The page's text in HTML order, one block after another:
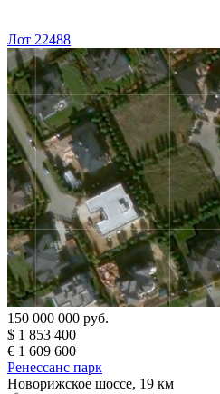
Лот 22488
150 000 000 руб.
$ 1 853 400
€ 1 609 600
Ренессанс парк
Новорижское шоссе, 19 км